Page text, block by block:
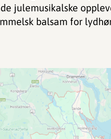
julemusikalske
balsam for